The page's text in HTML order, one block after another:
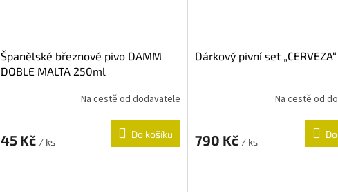
Španělské březnové pivo DAMM
DOBLE MALTA 250ml
Na cestě od dodavatele
45 Kč / ks
Do košíku
Dárkový pivní set „CERVEZA“
Na cestě od
790 Kč / ks